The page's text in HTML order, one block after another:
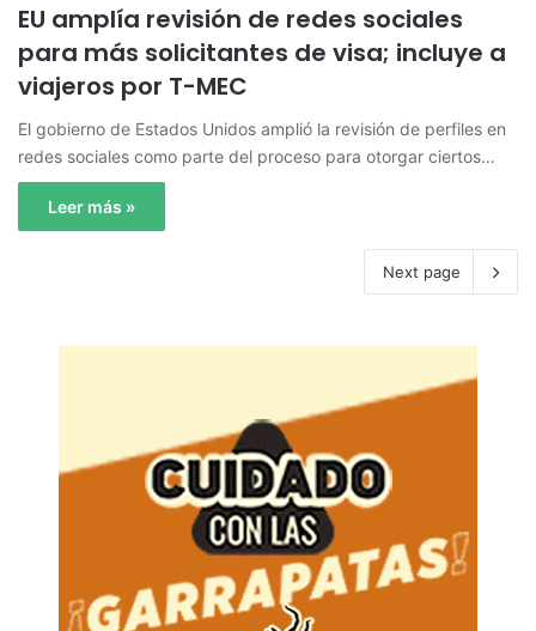
EU amplía revisión de redes sociales
para más solicitantes de visa; incluye a
viajeros por T-MEC
El gobierno de Estados Unidos amplió la revisión de perfiles en
redes sociales como parte del proceso para otorgar ciertos…
Leer más »
Next page